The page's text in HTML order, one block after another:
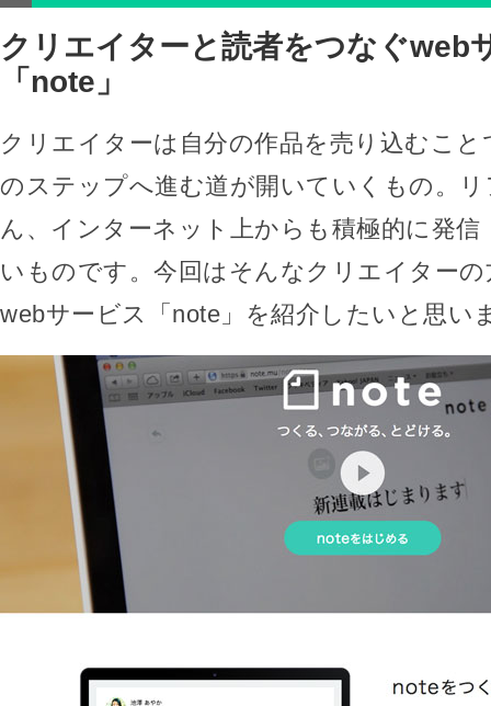
クリエイターと読者をつなぐweb
「note」
クリエイターは自分の作品を売り込むこ
のステップへ進む道が開いていくもの。
ん、インターネット上からも積極的に発信
いものです。今回はそんなクリエイター
webサービス「note」を紹介したいと思い